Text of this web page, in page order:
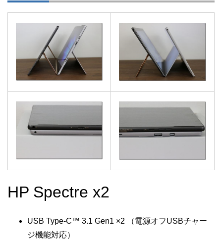
HP Spectre x2
USB Type-C™ 3.1 Gen1 ×2 （電源オフUSBチャー
ジ機能対応）